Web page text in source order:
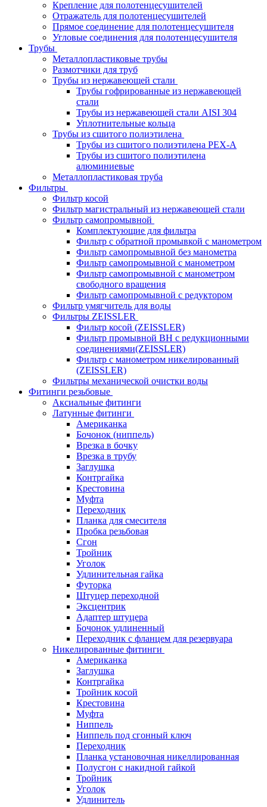
Крепление для полотенцесушителей
Отражатель для полотенцесушителей
Прямое соединение для полотенцесушителя
Угловые соединения для полотенцесушителя
Трубы
Металлопластиковые трубы
Размотчики для труб
Трубы из нержавеющей стали
Трубы гофрированные из нержавеющей
стали
Трубы из нержавеющей стали AISI 304
Уплотнительные кольца
Трубы из сшитого полиэтилена
Трубы из сшитого полиэтилена PEX-A
Трубы из сшитого полиэтилена
алюминиевые
Металлопластиковая труба
Фильтры
Фильтр косой
Фильтр магистральный из нержавеющей стали
Фильтр самопромывной
Комплектующие для фильтра
Фильтр с обратной промывкой c манометром
Фильтр самопромывной без манометра
Фильтр самопромывной с манометром
Фильтр самопромывной с манометром
свободного вращения
Фильтр самопромывной с редуктором
Фильтр умягчитель для воды
Фильтры ZEISSLER
Фильтр косой (ZEISSLER)
Фильтр промывной ВН с редукционными
соединениями(ZEISSLER)
Фильтр с манометром никелированный
(ZEISSLER)
Фильтры механической очистки воды
Фитинги резьбовые
Аксиальные фитинги
Латунные фитинги
Американка
Бочонок (ниппель)
Врезка в бочку
Врезка в трубу
Заглушка
Контргайка
Крестовина
Муфта
Переходник
Планка для смесителя
Пробка резьбовая
Сгон
Тройник
Уголок
Удлинительная гайка
Футорка
Штуцер переходной
Эксцентрик
Адаптер штуцера
Бочонок удлиненный
Переходник с фланцем для резервуара
Никелированные фитинги
Американка
Заглушка
Контргайка
Тройник косой
Крестовина
Муфта
Ниппель
Ниппель под сгонный ключ
Переходник
Планка установочная никеллированная
Полусгон с накидной гайкой
Тройник
Уголок
Удлинитель